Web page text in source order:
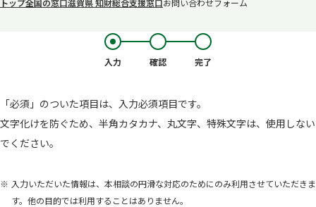
トップ全国の窓口滋賀県 知財総合支援​窓口お問い合わせフォーム
入力 確認 完了
「必須」のついた項目は、入力必須項目です。
文字化けを防ぐため、半角カタカナ、丸文字、特殊文字は、使用しない
でください。
入力いただいた情報は、本相談の円滑な対応のためにのみ利用させていただきま
す。他の目的では利用することはありません。